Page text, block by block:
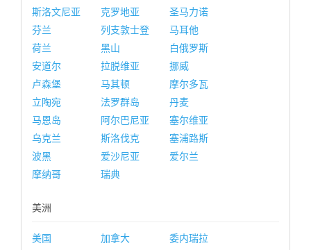
斯洛文尼亚
克罗地亚
圣马力诺
芬兰
列支敦士登
马耳他
荷兰
黑山
白俄罗斯
安道尔
拉脱维亚
挪威
卢森堡
马其顿
摩尔多瓦
立陶宛
法罗群岛
丹麦
马恩岛
阿尔巴尼亚
塞尔维亚
乌克兰
斯洛伐克
塞浦路斯
波黑
爱沙尼亚
爱尔兰
摩纳哥
瑞典
美洲
美国 加拿大
委内瑞拉